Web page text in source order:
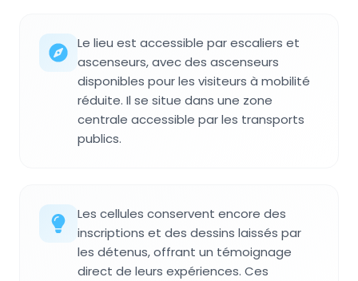
Le lieu est accessible par escaliers et
ascenseurs, avec des ascenseurs
disponibles pour les visiteurs à mobilité
réduite. Il se situe dans une zone
centrale accessible par les transports
publics.
Les cellules conservent encore des
inscriptions et des dessins laissés par
les détenus, offrant un témoignage
direct de leurs expériences. Ces